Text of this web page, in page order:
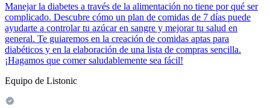
Manejar la diabetes a través de la alimentación no tiene por qué ser
complicado. Descubre cómo un plan de comidas de 7 días puede
ayudarte a controlar tu azúcar en sangre y mejorar tu salud en
general. Te guiaremos en la creación de comidas aptas para
diabéticos y en la elaboración de una lista de compras sencilla.
¡Hagamos que comer saludablemente sea fácil!
Equipo de Listonic